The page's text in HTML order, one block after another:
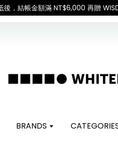
、天災或其他不可抗力因素，出貨
BRANDS